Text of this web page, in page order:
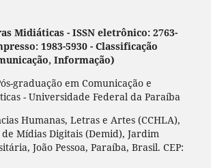
Midiáticas - ISSN eletrônico: 2763-
1983-5930 - Classificação
Informação)
graduação em Comunicação e
- Universidade Federal da Paraíba
Humanas, Letras e Artes (CCHLA),
Mídias Digitais (Demid), Jardim
João Pessoa, Paraíba, Brasil. CEP: